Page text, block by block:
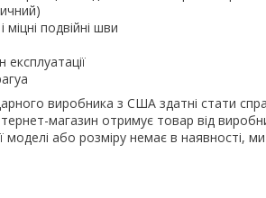
міцні подвійні шви
виробника з США здатні стати
магазин отримує товар від
моделі або розміру немає в наявності,